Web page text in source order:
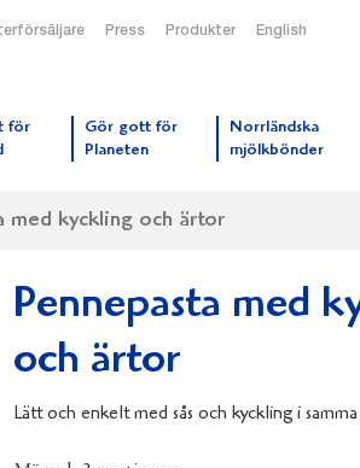
Press Produkter English
för
Gör gott för
Planeten
Norrländska
mjölkbönder
med kyckling och ärtor
Pennepasta med
och ärtor
Lätt och enkelt med sås och kyckling i